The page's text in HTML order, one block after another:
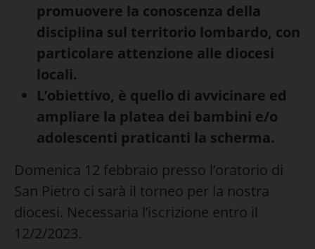
promuovere la conoscenza della
disciplina sul territorio lombardo, con
particolare attenzione alle diocesi
locali.
L’obiettivo, è quello di avvicinare ed
ampliare la platea dei bambini e/o
adolescenti praticanti la scherma.
Domenica 12 febbraio presso l’oratorio di
San Pietro ci sarà il torneo per la nostra
diocesi. Necessaria l’iscrizione entro il
12/2/2023.